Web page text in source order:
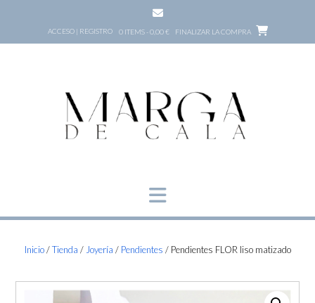
ACCESO | REGISTRO 0 ITEMS - 0,00 € FINALIZAR LA COMPRA
Inicio/Tienda / Joyería / Pendientes / Pendientes FLOR liso matizado